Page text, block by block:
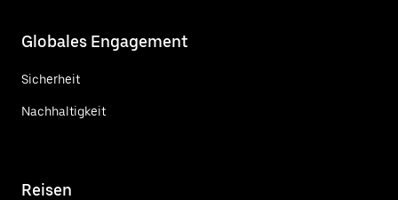
Globales Engagement
Sicherheit
Nachhaltigkeit
Reisen